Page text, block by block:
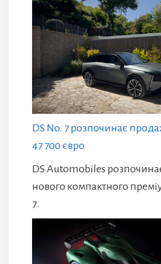
DS No. 7 розпочинає
47 700 євро
DS Automobiles
нового компактного
7.